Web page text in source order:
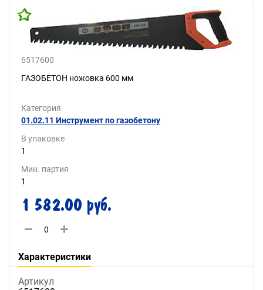
6517600
ГАЗОБЕТОН ножовка 600 мм
Категория
01.02.11 Инструмент по газобетону
В упаковке
1
Мин. партия
1
1 582.00 руб.
Характеристики
Артикул